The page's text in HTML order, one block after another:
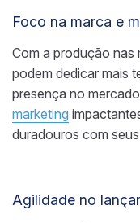
Foco na marca e
Com a produção nas
podem dedicar mais
presença no
marketing
duradouros com
Agilidade no